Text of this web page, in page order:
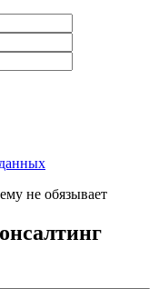
не обязывает